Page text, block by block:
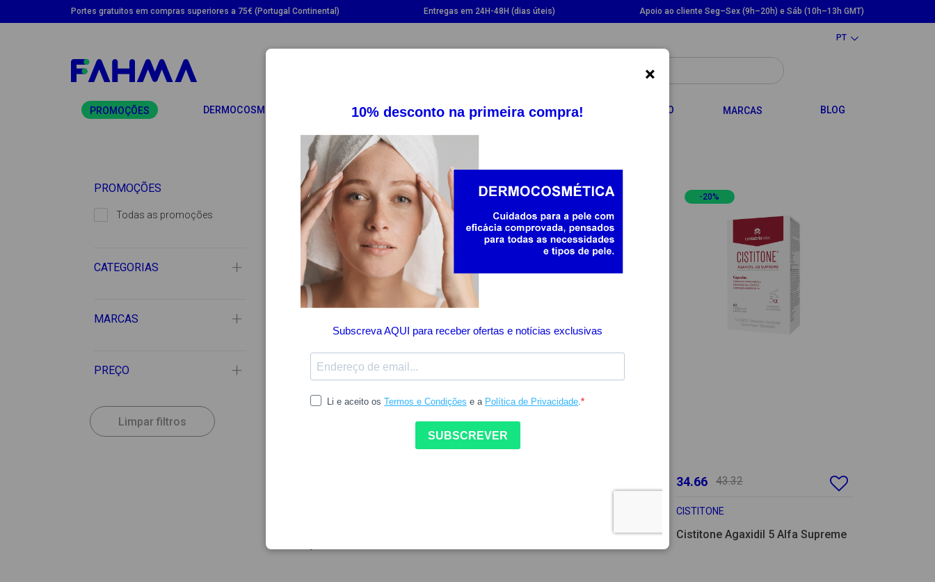
Portes gratuitos em compras superiores a 75€ (Portugal Continental) Entregas em 24H-48H (dias úteis) Apoio ao cliente Seg–Sex (9h–20h) e Sáb (10h–13h GMT)
PT
PROMOÇÕES DERMOCOSMÉTICA TOGGLE DROPDOWN
SUPLEMENTOSTOGGLE DROPDOWN
SAÚDETOGGLE DROPDOWN
BEBÉ E MAMÃ TOGGLE DROPDOWN
CABELOTOGGLE DROPDOWN
MARCAS BLOG
PROMOÇÕES
Todas as promoções
CATEGORIAS
MARCAS
PREÇO
Limpar filtros
-20%
Forcapil Age Protect 30comp
-20%
34.66 43.32
CISTITONE
Cistitone Agaxidil 5 Alfa Supreme
×